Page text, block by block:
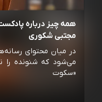
مجتبی شکوری
در میان محتوای
می‌شود که شنونده را
«سکوت